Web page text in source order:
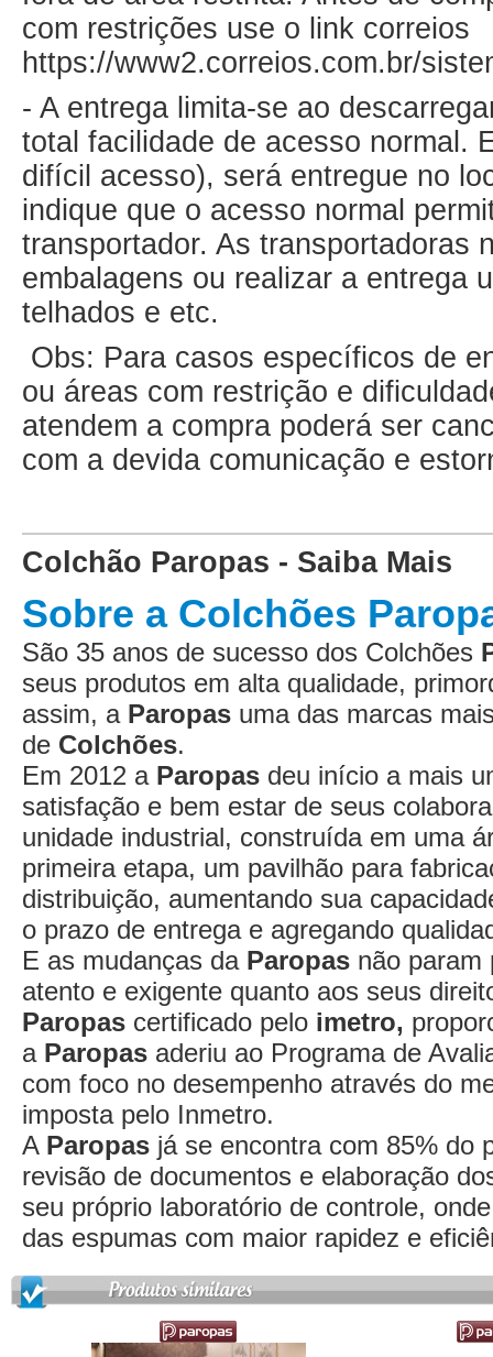
com restrições use o link correios
https://www2.correios.com.br/
- A entrega limita-se ao
total facilidade de acesso normal.
difícil acesso), será entregue no
indique que o acesso normal
transportador. As transportadoras
embalagens ou realizar a entrega
telhados e etc.
Obs: Para casos específicos de
ou áreas com restrição e
atendem a compra poderá ser
com a devida comunicação e
Colchão Paropas - Saiba Mais
Sobre a Colchões
São 35 anos de sucesso dos Colchões
seus produtos em alta qualidade,
assim, a Paropas uma das marcas
de Colchões.
Em 2012 a Paropas deu início a mais
satisfação e bem estar de seus
unidade industrial, construída em uma
primeira etapa, um pavilhão para
distribuição, aumentando sua
o prazo de entrega e agregando
E as mudanças da Paropas não param
atento e exigente quanto aos seus
Paropas certificado pelo imetro,
a Paropas aderiu ao Programa de
com foco no desempenho através do
imposta pelo Inmetro.
A Paropas já se encontra com 85% do
revisão de documentos e elaboração
seu próprio laboratório de controle,
das espumas com maior rapidez e